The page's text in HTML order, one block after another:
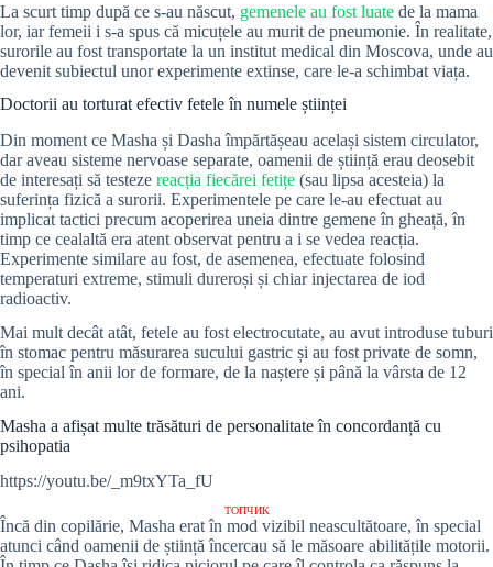
La scurt timp după ce s-au născut, gemenele au fost luate de la mama
lor, iar femeii i s-a spus că micuțele au murit de pneumonie. În realitate,
surorile au fost transportate la un institut medical din Moscova, unde au
devenit subiectul unor experimente extinse, care le-a schimbat viața.
Doctorii au torturat efectiv fetele în numele științei
Din moment ce Masha și Dasha împărtășeau același sistem circulator,
dar aveau sisteme nervoase separate, oamenii de știință erau deosebit
de interesați să testeze reacția fiecărei fetițe (sau lipsa acesteia) la
suferința fizică a surorii. Experimentele pe care le-au efectuat au
implicat tactici precum acoperirea uneia dintre gemene în gheață, în
timp ce cealaltă era atent observat pentru a i se vedea reacția.
Experimente similare au fost, de asemenea, efectuate folosind
temperaturi extreme, stimuli dureroși și chiar injectarea de iod
radioactiv.
Mai mult decât atât, fetele au fost electrocutate, au avut introduse tuburi
în stomac pentru măsurarea sucului gastric și au fost private de somn,
în special în anii lor de formare, de la naștere și până la vârsta de 12
ani.
Masha a afișat multe trăsături de personalitate în concordanță cu
psihopatia
https://youtu.be/_m9txYTa_fU
ТОПЧИК
Încă din copilărie, Masha erat în mod vizibil neascultătoare, în special
atunci când oamenii de știință încercau să le măsoare abilitățile motorii.